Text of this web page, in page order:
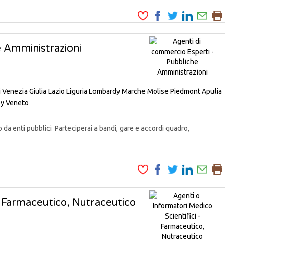
Venezia Giulia Lazio Liguria LombardyMarche Molise PiedmontApulia
Veneto
enti pubblici Parteciperai a bandi, gare e accordi quadro,
Nutraceutico